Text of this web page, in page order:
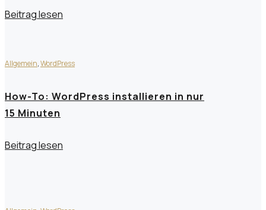
Beitrag lesen
Allgemein,WordPress
How-To: WordPress installieren in nur
15 Minuten
Beitrag lesen